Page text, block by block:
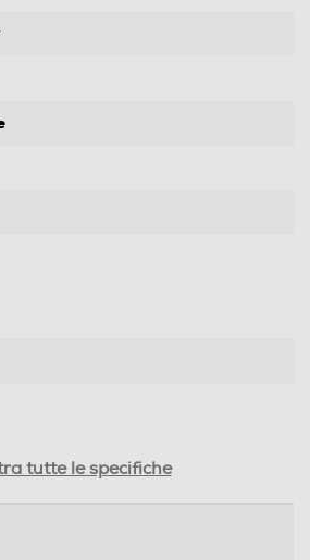
tutte le specifiche